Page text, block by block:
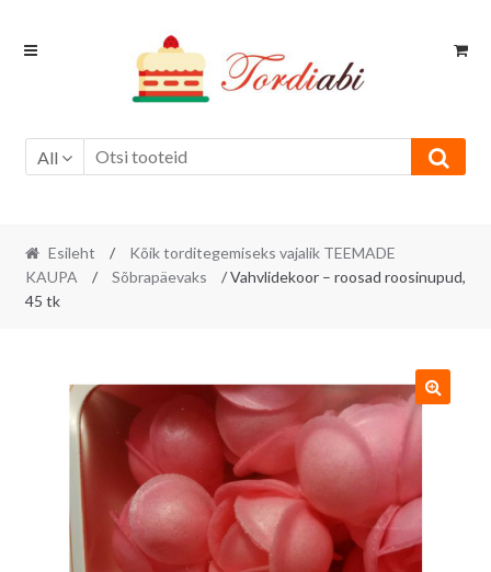
Skip
Skip
All
Esileht /
Kõik torditegemiseks vajalik TEEMADE
KAUPA
/ Sõbrapäevaks
/ Vahvlidekoor – roosad roosinupud,
45 tk